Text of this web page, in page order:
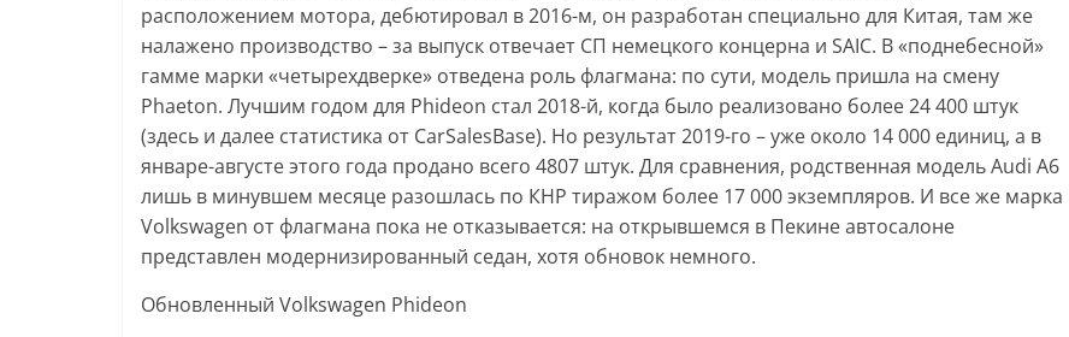
расположением мотора, дебютировал в 2016-м, он разработан специально для Китая, там же
налажено производство – за выпуск отвечает СП немецкого концерна и SAIC. В «поднебесной»
гамме марки «четырехдверке» отведена роль флагмана: по сути, модель пришла на смену
Phaeton. Лучшим годом для Phideon стал 2018-й, когда было реализовано более 24 400 штук
(здесь и далее статистика от CarSalesBase). Но результат 2019-го – уже около 14 000 единиц, а в
январе-августе этого года продано всего 4807 штук. Для сравнения, родственная модель Audi A6
лишь в минувшем месяце разошлась по КНР тиражом более 17 000 экземпляров. И все же марка
Volkswagen от флагмана пока не отказывается: на открывшемся в Пекине автосалоне
представлен модернизированный седан, хотя обновок немного.
Обновленный Volkswagen Phideon